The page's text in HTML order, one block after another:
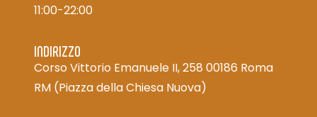
11:00-22:00
INDIRIZZO
Corso Vittorio Emanuele II, 258 00186 Roma
RM (Piazza della Chiesa Nuova)